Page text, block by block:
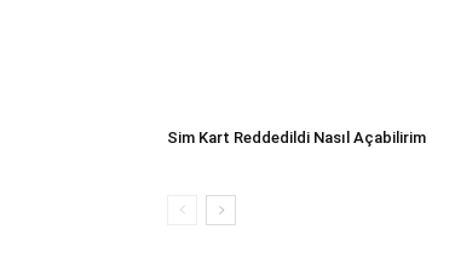
Sim Kart Reddedildi Nasıl Açabilirim